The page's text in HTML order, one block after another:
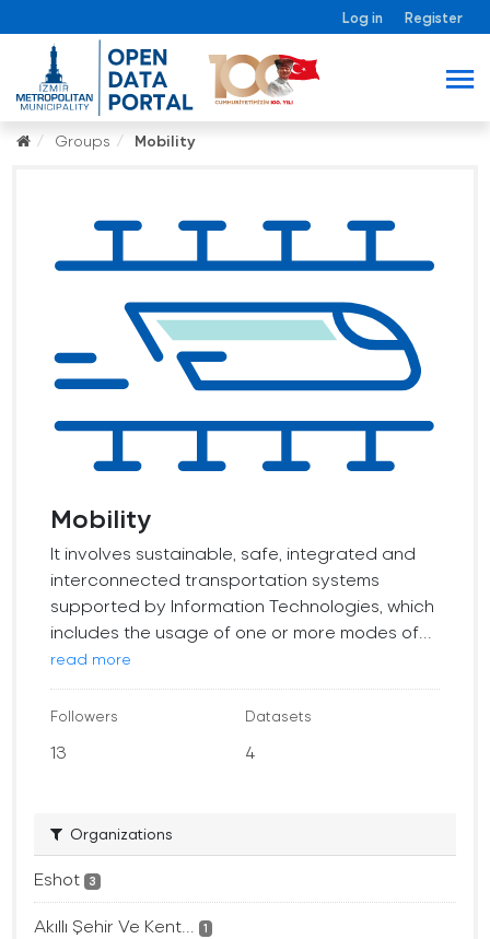
Log in Register
Groups Mobility
Mobility
It involves sustainable, safe, integrated and
interconnected transportation systems
supported by Information Technologies, which
includes the usage of one or more modes of...
read more
Followers
13
Datasets
4
Organizations
Eshot 3
Akıllı Şehir Ve Kent... 1